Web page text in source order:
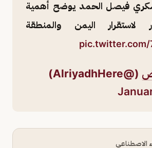
فيصل الحمد يوضح أهمية
لاستقرار اليمن والمنطقة
pic.twitter.com/
(@AlriyadhHere)
الاصطناعي